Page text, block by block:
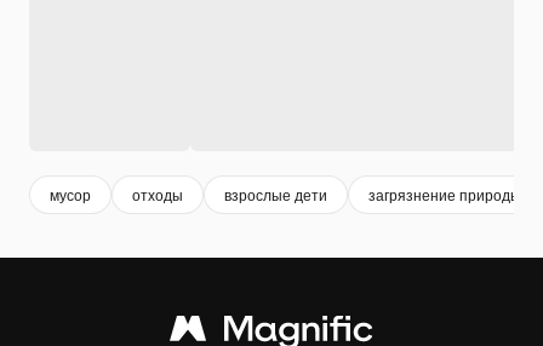
мусор отходы взрослые дети загрязнение природы